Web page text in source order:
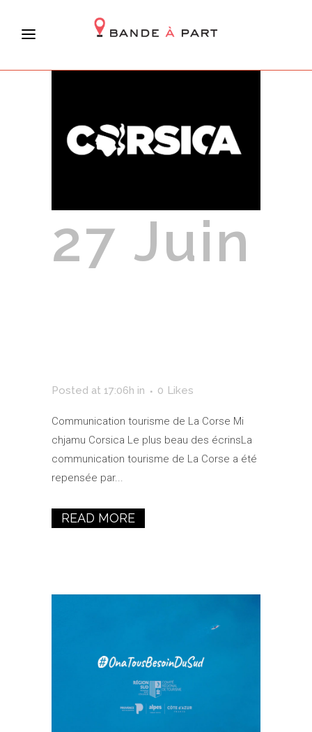
27 Juin
Posted at 17:06h in 0 Likes
Communication tourisme de La Corse Mi
chjamu Corsica Le plus beau des écrinsLa
communication tourisme de La Corse a été
repensée par...
READ MORE